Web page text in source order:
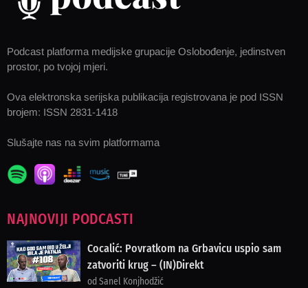
Podcast platforma medijske grupacije Oslobođenje, jedinstven
prostor, po tvojoj mjeri.
Ova elektronska serijska publikacija registrovana je pod ISSN
brojem: ISSN 2831-1418
Slušajte nas na svim platformama
NAJNOVIJI PODCASTI
Cocalić: Povratkom na Grbavicu uspio sam
zatvoriti krug – (IN)Direkt
od Sanel Konjhodžić